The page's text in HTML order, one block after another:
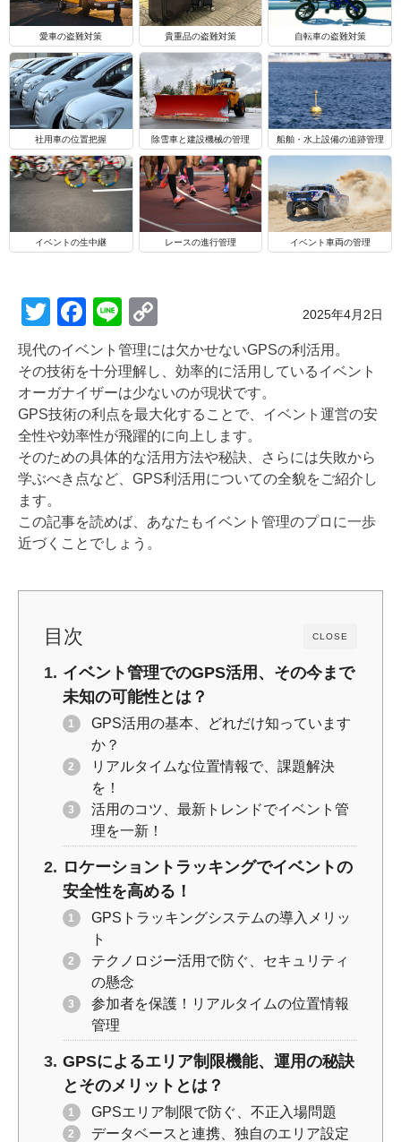
愛車の盗難対策 貴重品の盗難対策 自転車の盗難対策
社用車の位置把握 除雪車と建設機械の管理 船舶・水上設備の追跡管理
イベントの生中継 レースの進行管理 イベント車両の管理
2025年4月2日
T
wi
tt
er
F
a
c
e
b
o
o
k
Li
n
e
o
p
y
Li
n
k
現代のイベント管理には欠かせないGPSの利活用。
その技術を十分理解し、効率的に活用しているイベント
オーガナイザーは少ないのが現状です。
GPS技術の利点を最大化することで、イベント運営の安
全性や効率性が飛躍的に向上します。
そのための具体的な活用方法や秘訣、さらには失敗から
学ぶべき点など、GPS利活用についての全貌をご紹介し
ます。
この記事を読めば、あなたもイベント管理のプロに一歩
近づくことでしょう。
CLOSE
目次
イベント管理でのGPS活用、その今まで
未知の可能性とは？
GPS活用の基本、どれだけ知っています
か？
リアルタイムな位置情報で、課題解決
を！
活用のコツ、最新トレンドでイベント管
理を一新！
ロケーショントラッキングでイベントの
安全性を高める！
GPSトラッキングシステムの導入メリッ
ト
テクノロジー活用で防ぐ、セキュリティ
の懸念
参加者を保護！リアルタイムの位置情報
管理
GPSによるエリア制限機能、運用の秘訣
とそのメリットとは？
GPSエリア制限で防ぐ、不正入場問題
データベースと連携、独自のエリア設定